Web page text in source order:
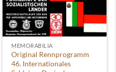
MEMORABILIA
Original Rennprogramm
46. Internationales